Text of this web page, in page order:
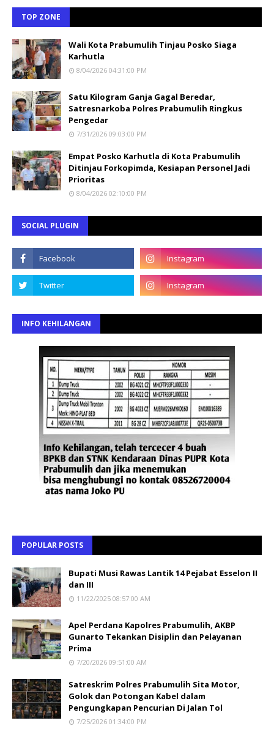
TOP ZONE
Wali Kota Prabumulih Tinjau Posko Siaga
Karhutla
8/04/2026 04:31:00 PM
Satu Kilogram Ganja Gagal Beredar,
Satresnarkoba Polres Prabumulih Ringkus
Pengedar
7/31/2026 09:03:00 PM
Empat Posko Karhutla di Kota Prabumulih
Ditinjau Forkopimda, Kesiapan Personel Jadi
Prioritas
8/04/2026 02:10:00 PM
SOCIAL PLUGIN
INFO KEHILANGAN
POPULAR POSTS
Bupati Musi Rawas Lantik 14 Pejabat Esselon II
dan III
11/22/2025 08:57:00 AM
Apel Perdana Kapolres Prabumulih, AKBP
Gunarto Tekankan Disiplin dan Pelayanan
Prima
7/20/2026 09:51:00 AM
Satreskrim Polres Prabumulih Sita Motor,
Golok dan Potongan Kabel dalam
Pengungkapan Pencurian Di Jalan Tol
7/25/2026 01:34:00 PM